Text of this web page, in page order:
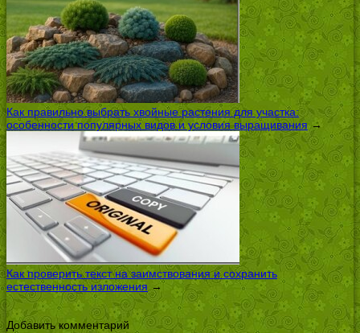
Как правильно выбрать хвойные растения для участка:
особенности популярных видов и условия выращивания→
Как проверить текст на заимствования и сохранить
естественность изложения →
Добавить комментарий